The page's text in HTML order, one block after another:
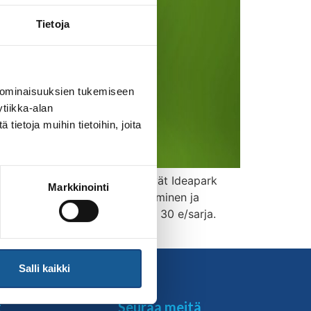
Tietoja
tukemiseen
alan
tietoja muihin tietoihin, joita
Markkinointi
Salli kaikki
Judoseura järjestävät Ideapark
klo 10-15. Ilmoittautuminen ja
Ilmoittautumismaksu on 30 e/sarja.
Seuraa meitä